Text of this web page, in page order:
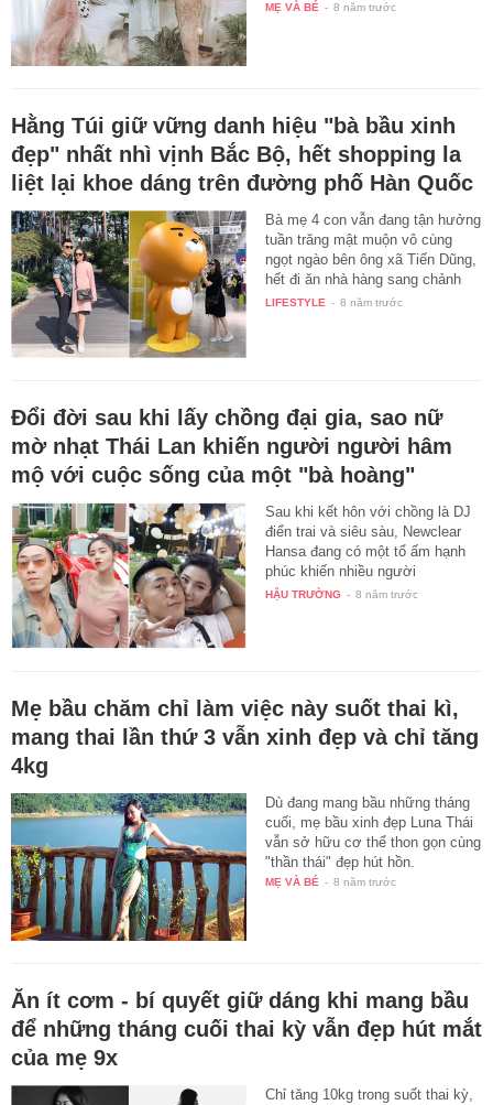
MẸ VÀ BÉ - 8 năm trước
Hằng Túi giữ vững danh hiệu "bà bầu xinh
đẹp" nhất nhì vịnh Bắc Bộ, hết shopping la
liệt lại khoe dáng trên đường phố Hàn Quốc
Bà mẹ 4 con vẫn đang tận hưởng
tuần trăng mật muộn vô cùng
ngọt ngào bên ông xã Tiến Dũng,
hết đi ăn nhà hàng sang chảnh
lại…
LIFESTYLE - 8 năm trước
Đổi đời sau khi lấy chồng đại gia, sao nữ
mờ nhạt Thái Lan khiến người người hâm
mộ với cuộc sống của một "bà hoàng"
Sau khi kết hôn với chồng là DJ
điển trai và siêu sàu, Newclear
Hansa đang có một tổ ấm hạnh
phúc khiến nhiều người
ngưỡng…
HẬU TRƯỜNG - 8 năm trước
Mẹ bầu chăm chỉ làm việc này suốt thai kì,
mang thai lần thứ 3 vẫn xinh đẹp và chỉ tăng
4kg
Dù đang mang bầu những tháng
cuối, mẹ bầu xinh đẹp Luna Thái
vẫn sở hữu cơ thể thon gọn cùng
"thần thái" đẹp hút hồn.
MẸ VÀ BÉ - 8 năm trước
Ăn ít cơm - bí quyết giữ dáng khi mang bầu
để những tháng cuối thai kỳ vẫn đẹp hút mắt
của mẹ 9x
Chỉ tăng 10kg trong suốt thai kỳ,